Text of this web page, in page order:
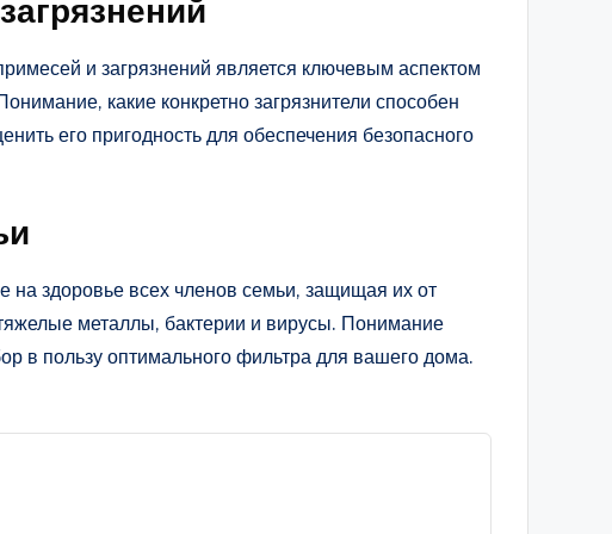
и загрязнений является ключевым аспектом
какие конкретно загрязнители способен
его пригодность для обеспечения безопасного
здоровье всех членов семьи, защищая их от
металлы, бактерии и вирусы. Понимание
в пользу оптимального фильтра для вашего дома.